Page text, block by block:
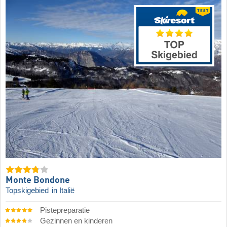
Monte Bondone
Topskigebied in Italië
Pistepreparatie
Gezinnen en kinderen